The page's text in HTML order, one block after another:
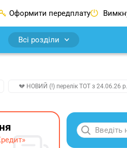
Оформити передплату
Всі розділи
💔 НОВИЙ (!) перелік ТОТ з 24.06.26 р.